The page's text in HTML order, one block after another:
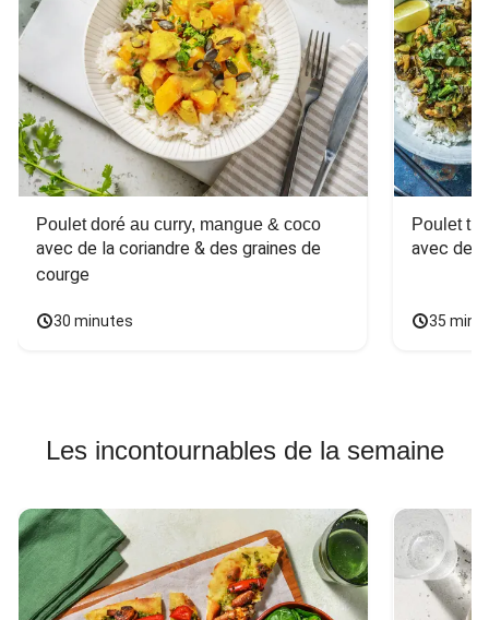
Poulet doré au curry, mangue & coco
avec de la coriandre & des graines de
courge
30 minutes
Poulet
avec des
35
Les incontournables de la semaine